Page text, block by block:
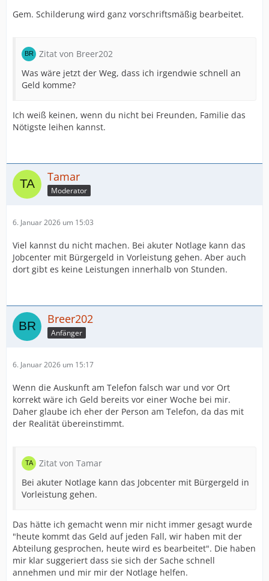
Gem. Schilderung wird ganz vorschriftsmäßig bearbeitet.
Zitat von Breer202
Was wäre jetzt der Weg, dass ich irgendwie schnell an
Geld komme?
Ich weiß keinen, wenn du nicht bei Freunden, Familie das
Nötigste leihen kannst.
Tamar
Moderator
6. Januar 2026 um 15:03
Viel kannst du nicht machen. Bei akuter Notlage kann das
Jobcenter mit Bürgergeld in Vorleistung gehen. Aber auch
dort gibt es keine Leistungen innerhalb von Stunden.
Breer202
Anfänger
6. Januar 2026 um 15:17
Wenn die Auskunft am Telefon falsch war und vor Ort
korrekt wäre ich Geld bereits vor einer Woche bei mir.
Daher glaube ich eher der Person am Telefon, da das mit
der Realität übereinstimmt.
Zitat von Tamar
Bei akuter Notlage kann das Jobcenter mit Bürgergeld in
Vorleistung gehen.
Das hätte ich gemacht wenn mir nicht immer gesagt wurde
"heute kommt das Geld auf jeden Fall, wir haben mit der
Abteilung gesprochen, heute wird es bearbeitet". Die haben
mir klar suggeriert dass sie sich der Sache schnell
annehmen und mir mir der Notlage helfen.